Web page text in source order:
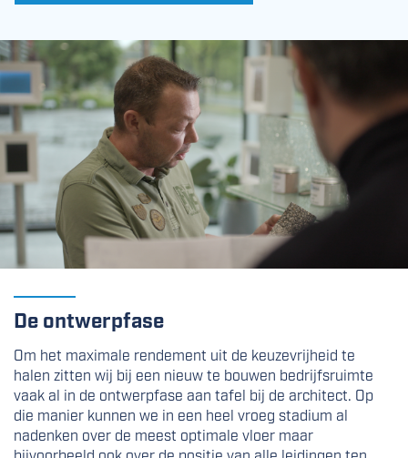
De ontwerpfase
Om het maximale rendement uit de keuzevrijheid te
halen zitten wij bij een nieuw te bouwen bedrijfsruimte
vaak al in de ontwerpfase aan tafel bij de architect. Op
die manier kunnen we in een heel vroeg stadium al
nadenken over de meest optimale vloer maar